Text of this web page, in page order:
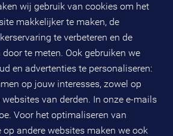
wij gebruik van cookies om het
makkelijker te maken, de
te verbeteren en de
te meten. Ook gebruiken we
en advertenties te personaliseren:
op jouw interesses, zowel op
van derden. In onze e-mails
Voor het optimaliseren van
andere websites maken we ook